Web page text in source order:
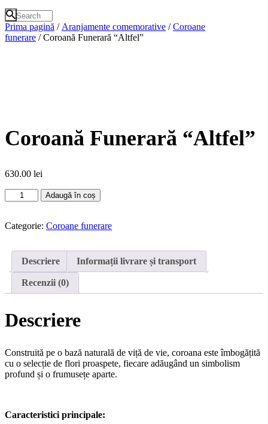
Prima pagină / Aranjamente comemorative /Coroane
funerare / Coroană Funerară “Altfel”
Coroană Funerară “Altfel”
630.00 lei
Cantitate
Coroană
"Altfel"
Adaugă în coș
Categorie: Coroane funerare
Descriere Informații livrare și transport
Recenzii (0)
Descriere
Construită pe o bază naturală de viță de vie, coroana este îmbogățită
cu o selecție de flori proaspete, fiecare adăugând un simbolism
profund și o frumusețe aparte.
Caracteristici principale: